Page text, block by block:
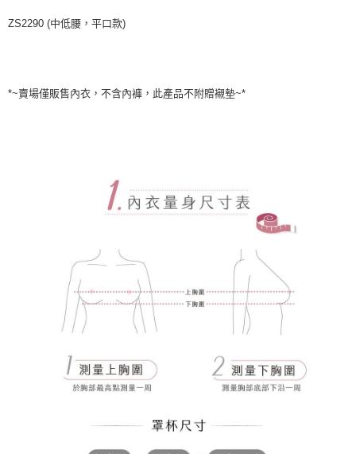
ZS2290 (中低腰，平口款)
*~賣場僅販售內衣，不含內褲，此產品不附贈襯墊~*